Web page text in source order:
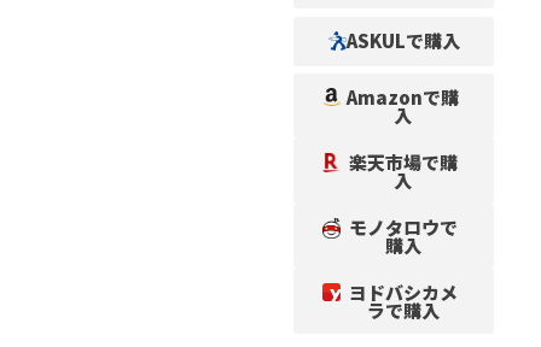
ASKULで購入
Amazonで購
入
楽天市場で購
入
モノタロウで
購入
ヨドバシカメ
ラで購入